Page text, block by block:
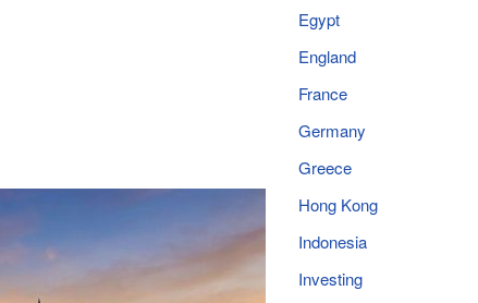
Egypt
England
France
Germany
Greece
Hong Kong
Indonesia
Investing